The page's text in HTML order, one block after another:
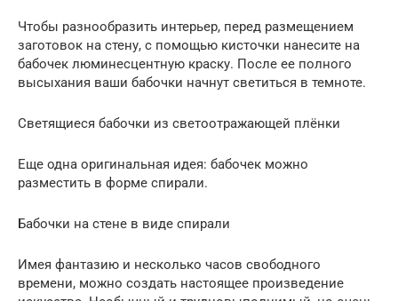
Чтобы разнообразить интерьер, перед размещением
заготовок на стену, с помощью кисточки нанесите на
бабочек люминесцентную краску. После ее полного
высыхания ваши бабочки начнут светиться в темноте.
Светящиеся бабочки из светоотражающей плёнки
Еще одна оригинальная идея: бабочек можно
разместить в форме спирали.
Бабочки на стене в виде спирали
Имея фантазию и несколько часов свободного
времени, можно создать настоящее произведение